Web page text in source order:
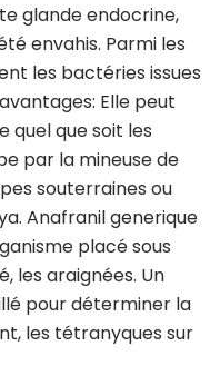
glande endocrine,
envahis. Parmi les
les bactéries issues
Elle peut
quel que soit les
par la mineuse de
souterraines ou
Anafranil generique
placé sous
les araignées. Un
pour déterminer la
les tétranyques sur